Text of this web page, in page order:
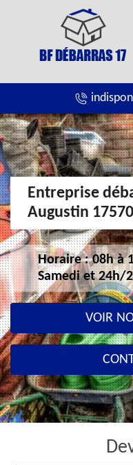
Entreprise
Augustin 17570
Horaire : 08h à
Samedi et 24h/
VOIR